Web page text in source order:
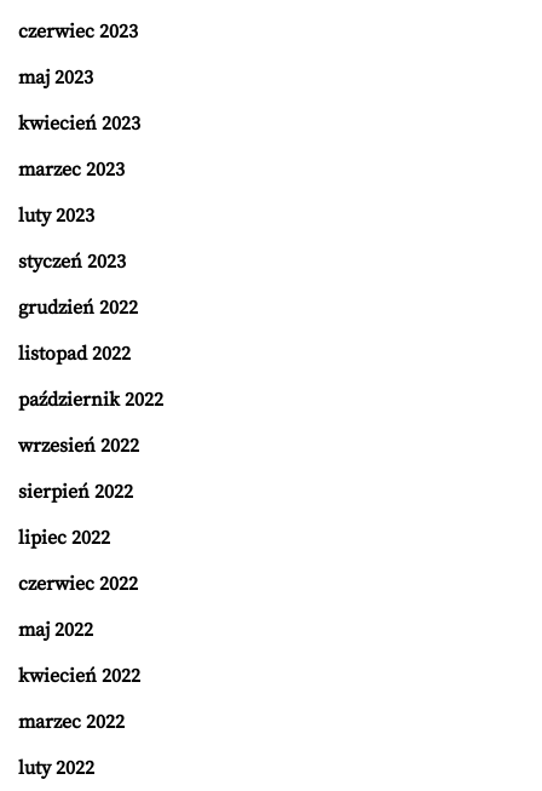
czerwiec 2023
maj 2023
kwiecień 2023
marzec 2023
luty 2023
styczeń 2023
grudzień 2022
listopad 2022
październik 2022
wrzesień 2022
sierpień 2022
lipiec 2022
czerwiec 2022
maj 2022
kwiecień 2022
marzec 2022
luty 2022